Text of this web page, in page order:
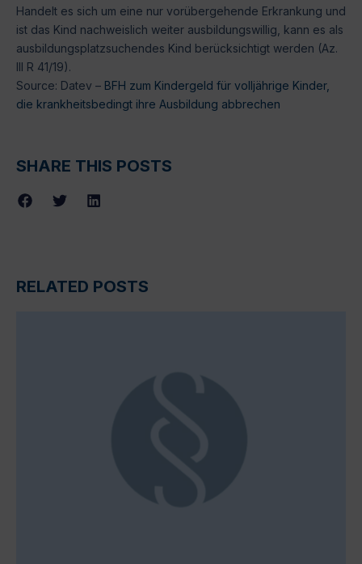
Handelt es sich um eine nur vorübergehende Erkrankung und
ist das Kind nachweislich weiter ausbildungswillig, kann es als
ausbildungsplatzsuchendes Kind berücksichtigt werden (Az.
III R 41/19).
Source: Datev – BFH zum Kindergeld für volljährige Kinder,
die krankheitsbedingt ihre Ausbildung abbrechen
SHARE THIS POSTS
RELATED POSTS